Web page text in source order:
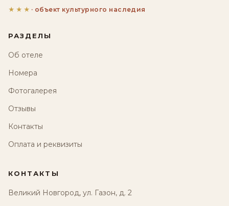
★★★ · объект культурного наследия
РАЗДЕЛЫ
Об отеле
Номера
Фотогалерея
Отзывы
Контакты
Оплата и реквизиты
КОНТАКТЫ
Великий Новгород, ул. Газон, д. 2